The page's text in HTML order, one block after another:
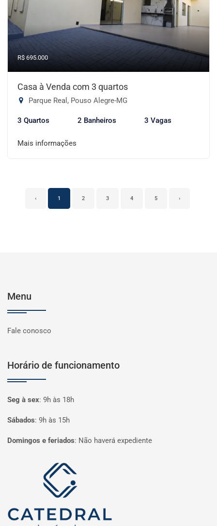
R$ 695.000
Casa à Venda com 3 quartos
Parque Real, Pouso Alegre-MG
3 Quartos 2 Banheiros 3 Vagas
Mais informações
‹ 1 2 3 4 5 ›
Menu
Fale conosco
Horário de funcionamento
Seg à sex: 9h às 18h
Sábados: 9h às 15h
Domingos e feriados: Não haverá expediente
Página inicial